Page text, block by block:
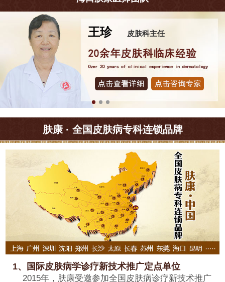
王珍 皮肤科主任
肤康 · 全国皮肤病专科连锁品牌
1、国际皮肤病学诊疗新技术推广定点单位
2015年，肤康受邀参加全国皮肤病诊疗新技术推广